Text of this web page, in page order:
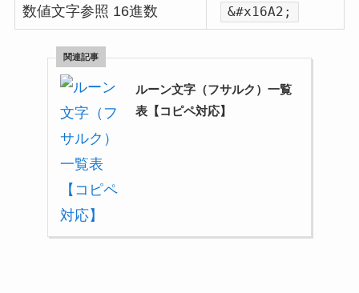
数値文字参照 16進数 &#x16A2;
ルーン文字（フサルク）一覧
表【コピペ対応】